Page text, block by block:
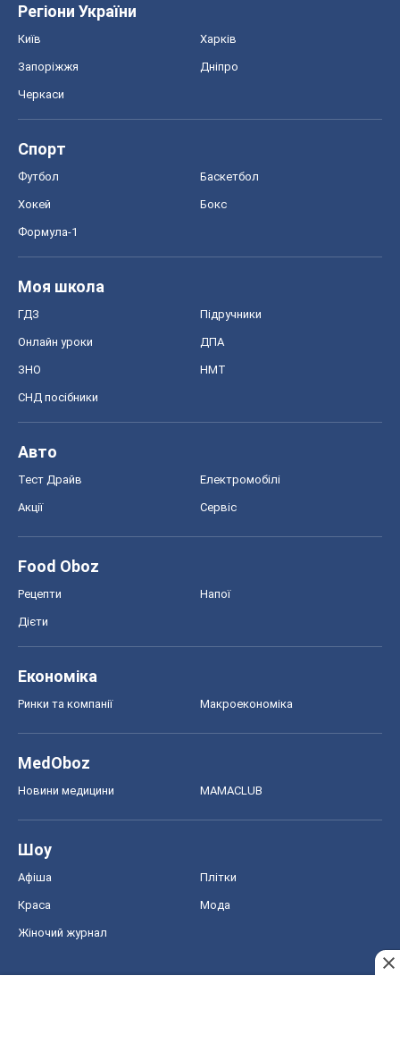
Регіони України
Київ Харків
Запоріжжя Дніпро
Черкаси
Спорт
Футбол Баскетбол
Хокей Бокс
Формула-1
Моя школа
ГДЗ Підручники
Онлайн уроки ДПА
ЗНО НМТ
СНД посібники
Авто
Тест Драйв Електромобілі
Акції Сервіс
Food Oboz
Рецепти Напої
Дієти
Економіка
Ринки та компанії Макроекономіка
MedOboz
Новини медицини MAMACLUB
Шоу
Афіша Плітки
Краса Мода
Жіночий журнал